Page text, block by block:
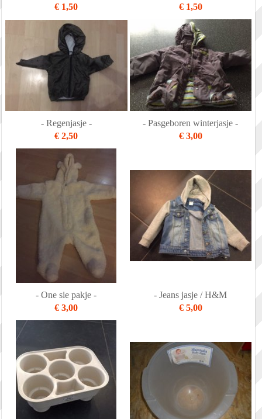
€ 1,50
€ 1,50
- Regenjasje -
€ 2,50
- Pasgeboren winterjasje -
€ 3,00
- One sie pakje -
€ 3,00
- Jeans jasje / H&M
€ 5,00